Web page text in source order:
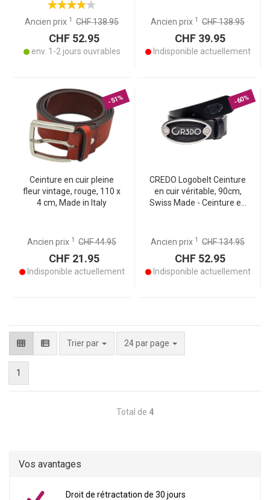
artisanat suisse, longue
durée de vie
Ancien prix 1 CHF 138.95
CHF 52.95
env. 1-2 jours ouvrables
durée de vie
Ancien prix 1 CHF 138.95
CHF 39.95
Indisponible actuellement
-51%
Ceinture en cuir pleine
fleur vintage, rouge, 110 x
4 cm, Made in Italy
Ancien prix 1 CHF 44.95
CHF 21.95
Indisponible actuellement
-60%
CREDO Logobelt Ceinture
en cuir véritable, 90cm,
Swiss Made - Ceinture en
durée de vie
Ancien prix 1 CHF 134.95
CHF 52.95
Indisponible actuellement
Trier par 24 par page
1
Total de 4
Vos avantages
Droit de rétractation de 30 jours